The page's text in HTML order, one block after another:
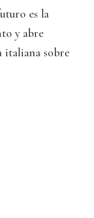
es la
y abre
italiana sobre